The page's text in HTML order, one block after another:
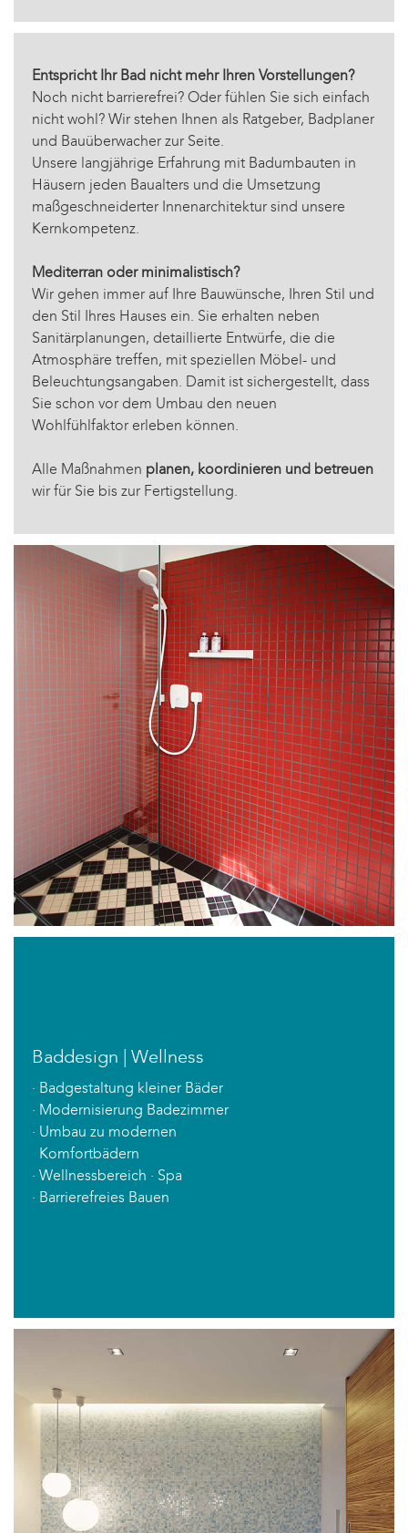
Entspricht Ihr Bad nicht mehr Ihren Vorstellungen?
Noch nicht barrierefrei? Oder fühlen Sie sich einfach
nicht wohl? Wir stehen Ihnen als Ratgeber, Badplaner
und Bauüberwacher zur Seite.
Unsere langjährige Erfahrung mit Badumbauten in
Häusern jeden Baualters und die Umsetzung
maßgeschneiderter Innenarchitektur sind unsere
Kernkompetenz.
Mediterran oder minimalistisch?
Wir gehen immer auf Ihre Bauwünsche, Ihren Stil und
den Stil Ihres Hauses ein. Sie erhalten neben
Sanitärplanungen, detaillierte Entwürfe, die die
Atmosphäre treffen, mit speziellen Möbel- und
Beleuchtungsangaben. Damit ist sichergestellt, dass
Sie schon vor dem Umbau den neuen
Wohlfühlfaktor erleben können.
Alle Maßnahmen planen, koordinieren und betreuen
wir für Sie bis zur Fertigstellung.
Baddesign | Wellness
· Badgestaltung kleiner Bäder
· Modernisierung Badezimmer
· Umbau zu modernen
Komfortbädern
· Wellnessbereich · Spa
· Barrierefreies Bauen